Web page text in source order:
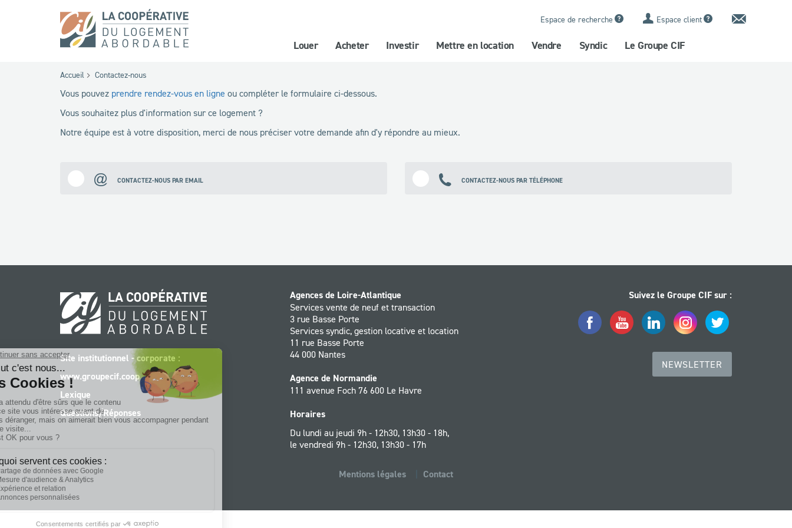
Espace de recherche Espace client Contact
Louer Acheter Investir Mettre en location Vendre Syndic Le Groupe CIF
Accueil Contactez-nous
Vous pouvez prendre rendez-vous en ligne ou compléter le formulaire ci-dessous.
Vous souhaitez plus d'information sur ce logement ?
Notre équipe est à votre disposition, merci de nous préciser votre demande afin d'y répondre au mieux.
CONTACTEZ-NOUS PAR EMAIL CONTACTEZ-NOUS PAR TÉLÉPHONE
Site institutionnel - corporate :
www.groupecif.coop
Lexique
Questions/Réponses
Agences de Loire-Atlantique
Services vente de neuf et transaction
3 rue Basse Porte
Services syndic, gestion locative et location
11 rue Basse Porte
44 000 Nantes
Agence de Normandie
111 avenue Foch 76 600 Le Havre
Horaires
Du lundi au jeudi 9h - 12h30, 13h30 - 18h,
le vendredi 9h - 12h30, 13h30 - 17h
Suivez le Groupe CIF sur :
FacebookYouTube LinkedInInstagramTwitter
NEWSLETTER
Mentions légales Contact